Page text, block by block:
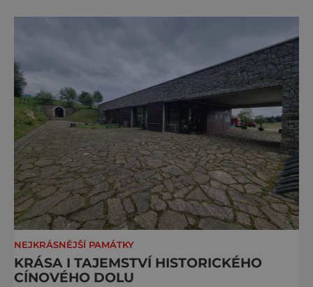
některé události spojené s touto významnou
NEJKRÁSNĚJŠÍ PAMÁTKY
KRÁSA I TAJEMSTVÍ HISTORICKÉHO
CÍNOVÉHO DOLU